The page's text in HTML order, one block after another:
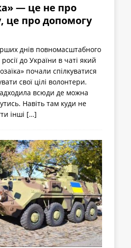
— це не про
це про допомогу
днів повномасштабного
до України в чаті який
почали спілкуватися
свої цілі волонтери.
всюди де можна
Навіть там куди не
інші […]